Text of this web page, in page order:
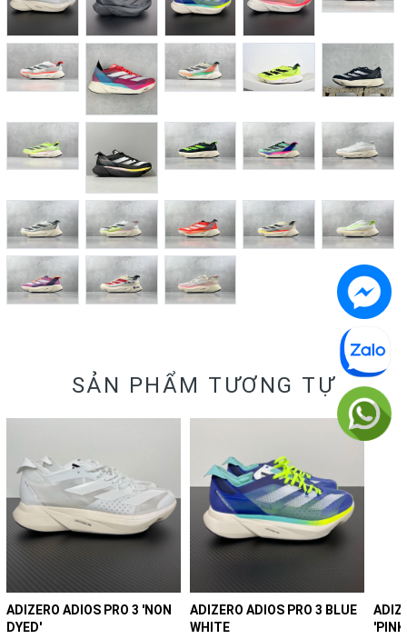
SẢN PHẨM TƯƠNG TỰ
ADIZERO ADIOS PRO 3 'NON
DYED'
ADIZERO ADIOS PRO 3 BLUE
WHITE